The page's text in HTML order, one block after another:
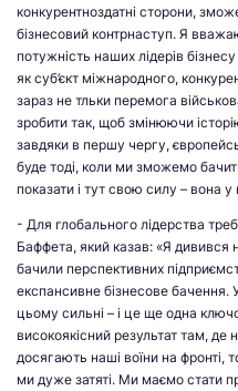
конкурентноздатні сторони,
бізнесовий контрнаступ. Я
потужність наших лідерів
як суб’єкт міжнародного,
зараз не тльки перемога
зробити так, щоб змінюючи
завдяки в першу чергу,
буде тоді, коли ми зможемо
показати і тут свою силу – вона у
- Для глобального лідерства
Баффета, який казав: «Я дивився
бачили перспективних
експансивне бізнесове
цьому сильні – і це ще одна
високоякісний результат там, де
досягають наші воїни на
ми дуже затяті. Ми маємо стати